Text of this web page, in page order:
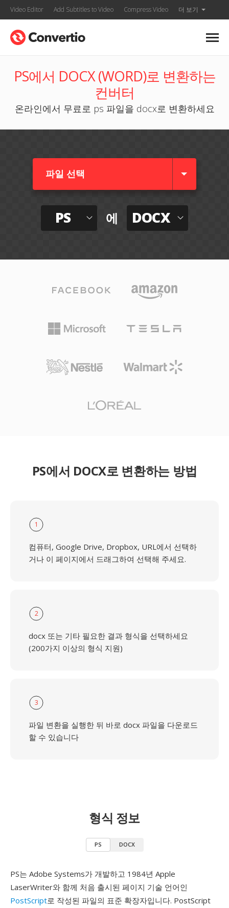
Video Editor Add Subtitles to Video Compress Video 더 보기
PS에서 DOCX (WORD)로 변환하는
컨버터
온라인에서 무료로 ps 파일을 docx로 변환하세요
파일 선택
PS 에 DOCX
PS에서 DOCX로 변환하는 방법
1
컴퓨터, Google Drive, Dropbox, URL에서 선택하
거나 이 페이지에서 드래그하여 선택해 주세요.
2
docx 또는 기타 필요한 결과 형식을 선택하세요
(200가지 이상의 형식 지원)
3
파일 변환을 실행한 뒤 바로 docx 파일을 다운로드
할 수 있습니다
형식 정보
PS DOCX
PS는 Adobe Systems가 개발하고 1984년 Apple
LaserWriter와 함께 처음 출시된 페이지 기술 언어인
PostScript로 작성된 파일의 표준 확장자입니다. PostScript